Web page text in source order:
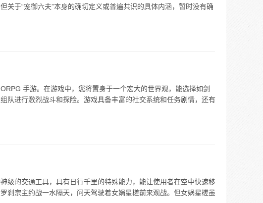
关于“宠御六夫”本身的确切定义或普遍共识的具体内涵，暂时没有确
手游。在游戏中，您将置身于一个宏大的世界观，能选择如剑
队进行激烈战斗和探险。游戏具备丰富的社交系统和任务剧情，还有
级的交通工具，具有日行千里的特殊能力，能让使用者在空中快速移
刹宗主约战一水隔天，问天驾驶着女娲星槎前来观战。但女娲星槎虽